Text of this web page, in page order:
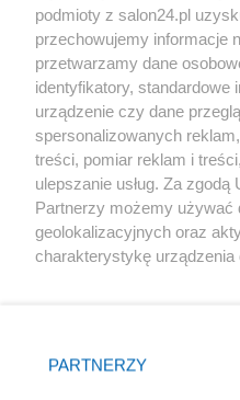
Społeczeństwo
Kultura
X Facebook
podmioty z salon24.pl
przechowujemy informacje
przetwarzamy dane
identyfikatory, standardowe
urządzenie czy dane
spersonalizowanych
treści, pomiar reklam i
ulepszanie usług. Za
Partnerzy możemy używać
geolokalizacyjnych oraz
charakterystykę urządzenia
zmienić/wycofać klikając
znajdujący się w lewym
PARTNERZY